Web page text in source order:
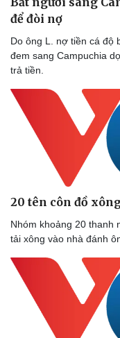
Doanh nghiệp
Thông tin doanh nghiệp
Doanh nghiệp 24h
Vì cộng đồng
để đòi nợ
Do ông L. nợ tiền cá độ
đem sang Campuchia
trả tiền.
20 tên côn đồ
Nhóm khoảng 20 thanh
tải xông vào nhà đánh